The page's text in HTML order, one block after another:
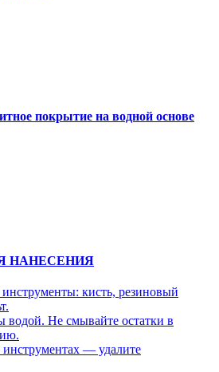
покрытие на водной основе
НАНЕСЕНИЯ
кисть, резиновый
водой. Не смывайте остатки в
— удалите